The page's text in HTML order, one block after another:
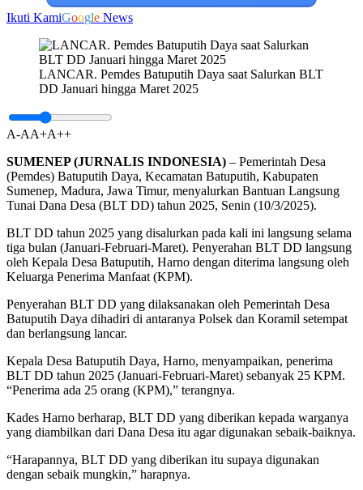
Ikuti KamiGoogle News
LANCAR. Pemdes Batuputih Daya saat Salurkan BLT
DD Januari hingga Maret 2025
A-AA+A++
SUMENEP (JURNALIS INDONESIA) – Pemerintah Desa
(Pemdes) Batuputih Daya, Kecamatan Batuputih, Kabupaten
Sumenep, Madura, Jawa Timur, menyalurkan Bantuan Langsung
Tunai Dana Desa (BLT DD) tahun 2025, Senin (10/3/2025).
BLT DD tahun 2025 yang disalurkan pada kali ini langsung selama
tiga bulan (Januari-Februari-Maret). Penyerahan BLT DD langsung
oleh Kepala Desa Batuputih, Harno dengan diterima langsung oleh
Keluarga Penerima Manfaat (KPM).
Penyerahan BLT DD yang dilaksanakan oleh Pemerintah Desa
Batuputih Daya dihadiri di antaranya Polsek dan Koramil setempat
dan berlangsung lancar.
Kepala Desa Batuputih Daya, Harno, menyampaikan, penerima
BLT DD tahun 2025 (Januari-Februari-Maret) sebanyak 25 KPM.
“Penerima ada 25 orang (KPM),” terangnya.
Kades Harno berharap, BLT DD yang diberikan kepada warganya
yang diambilkan dari Dana Desa itu agar digunakan sebaik-baiknya.
“Harapannya, BLT DD yang diberikan itu supaya digunakan
dengan sebaik mungkin,” harapnya.